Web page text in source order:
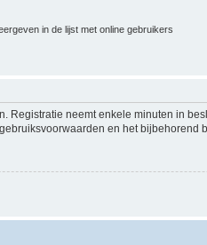
in de lijst met online gebruikers
Registratie neemt enkele minuten in
en het bijbehorend